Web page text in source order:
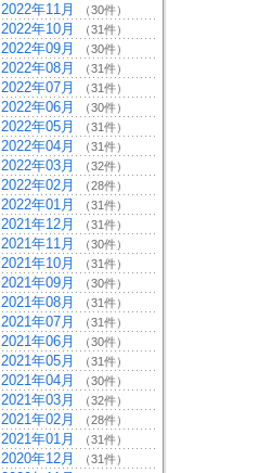
2022年11月 （30件）
2022年10月 （31件）
2022年09月 （30件）
2022年08月 （31件）
2022年07月 （31件）
2022年06月 （30件）
2022年05月 （31件）
2022年04月 （31件）
2022年03月 （32件）
2022年02月 （28件）
2022年01月 （31件）
2021年12月 （31件）
2021年11月 （30件）
2021年10月 （31件）
2021年09月 （30件）
2021年08月 （31件）
2021年07月 （31件）
2021年06月 （30件）
2021年05月 （31件）
2021年04月 （30件）
2021年03月 （32件）
2021年02月 （28件）
2021年01月 （31件）
2020年12月 （31件）